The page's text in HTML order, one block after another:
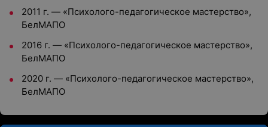
2011 г. — «Психолого-педагогическое мастерство»,
БелМАПО
2016 г. — «Психолого-педагогическое мастерство»,
БелМАПО
2020 г. — «Психолого-педагогическое мастерство»,
БелМАПО